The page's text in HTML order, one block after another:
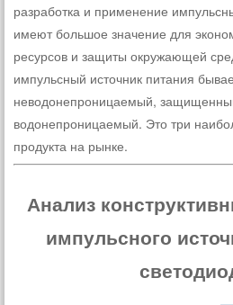
разработка и применение
имеют большое значение для
ресурсов и защиты окружающей
импульсный источник питания
неводонепроницаемый,
водонепроницаемый. Это три
продукта на рынке.
Анализ
импульсного